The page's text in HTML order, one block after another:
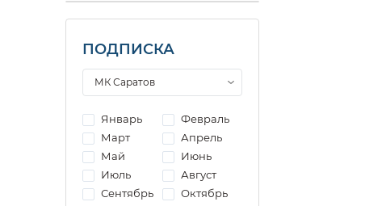
ПОДПИСКА
Январь
Февраль
Март
Апрель
Май
Июнь
Июль
Август
Сентябрь
Октябрь